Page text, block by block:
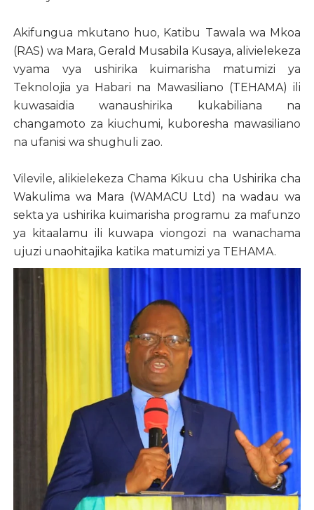
Akifungua mkutano huo, Katibu Tawala wa Mkoa
(RAS) wa Mara, Gerald Musabila Kusaya, alivielekeza
vyama vya ushirika kuimarisha matumizi ya
Teknolojia ya Habari na Mawasiliano (TEHAMA) ili
kuwasaidia wanaushirika kukabiliana na
changamoto za kiuchumi, kuboresha mawasiliano
na ufanisi wa shughuli zao.
Vilevile, alikielekeza Chama Kikuu cha Ushirika cha
Wakulima wa Mara (WAMACU Ltd) na wadau wa
sekta ya ushirika kuimarisha programu za mafunzo
ya kitaalamu ili kuwapa viongozi na wanachama
ujuzi unaohitajika katika matumizi ya TEHAMA.